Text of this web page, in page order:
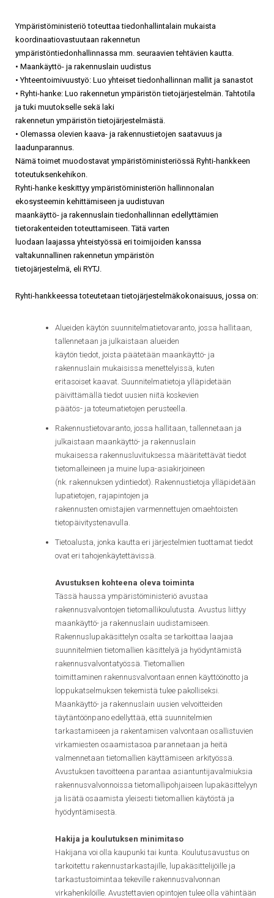
Ympäristöministeriö toteuttaa tiedonhallintalain mukaista
koordinaatiovastuutaan rakennetun
ympäristöntiedonhallinnassa mm. seuraavien tehtävien kautta.
• Maankäyttö- ja rakennuslain uudistus
• Yhteentoimivuustyö: Luo yhteiset tiedonhallinnan mallit ja sanastot
• Ryhti-hanke: Luo rakennetun ympäristön tietojärjestelmän. Tahtotila
ja tuki muutokselle sekä laki
rakennetun ympäristön tietojärjestelmästä.
• Olemassa olevien kaava- ja rakennustietojen saatavuus ja
laadunparannus.
Nämä toimet muodostavat ympäristöministeriössä Ryhti-hankkeen
toteutuksenkehikon.
Ryhti-hanke keskittyy ympäristöministeriön hallinnonalan
ekosysteemin kehittämiseen ja uudistuvan
maankäyttö- ja rakennuslain tiedonhallinnan edellyttämien
tietorakenteiden toteuttamiseen. Tätä varten
luodaan laajassa yhteistyössä eri toimijoiden kanssa
valtakunnallinen rakennetun ympäristön
tietojärjestelmä, eli RYTJ.
Ryhti-hankkeessa toteutetaan tietojärjestelmäkokonaisuus, jossa on:
Alueiden käytön suunnitelmatietovaranto, jossa hallitaan,
tallennetaan ja julkaistaan alueiden
käytön tiedot, joista päätetään maankäyttö- ja
rakennuslain mukaisissa menettelyissä, kuten
eritasoiset kaavat. Suunnitelmatietoja ylläpidetään
päivittämällä tiedot uusien niitä koskevien
päätös- ja toteumatietojen perusteella.
Rakennustietovaranto, jossa hallitaan, tallennetaan ja
julkaistaan maankäyttö- ja rakennuslain
mukaisessa rakennusluvituksessa määritettävät tiedot
tietomalleineen ja muine lupa-asiakirjoineen
(nk. rakennuksen ydintiedot). Rakennustietoja ylläpidetään
lupatietojen, rajapintojen ja
rakennusten omistajien varmennettujen omaehtoisten
tietopäivitystenavulla.
Tietoalusta, jonka kautta eri järjestelmien tuottamat tiedot
ovat eri tahojenkäytettävissä.
Avustuksen kohteena oleva toiminta
Tässä haussa ympäristöministeriö avustaa
rakennusvalvontojen tietomallikoulutusta. Avustus liittyy
maankäyttö- ja rakennuslain uudistamiseen.
Rakennuslupakäsittelyn osalta se tarkoittaa laajaa
suunnitelmien tietomallien käsittelyä ja hyödyntämistä
rakennusvalvontatyössä. Tietomallien
toimittaminen rakennusvalvontaan ennen käyttöönotto ja
loppukatselmuksen tekemistä tulee pakolliseksi.
Maankäyttö- ja rakennuslain uusien velvoitteiden
täytäntöönpano edellyttää, että suunnitelmien
tarkastamiseen ja rakentamisen valvontaan osallistuvien
virkamiesten osaamistasoa parannetaan ja heitä
valmennetaan tietomallien käyttämiseen arkityössä.
Avustuksen tavoitteena parantaa asiantuntijavalmiuksia
rakennusvalvonnoissa tietomallipohjaiseen lupakäsittelyyn
ja lisätä osaamista yleisesti tietomallien käytöstä ja
hyödyntämisestä.
Hakija ja koulutuksen minimitaso
Hakijana voi olla kaupunki tai kunta. Koulutusavustus on
tarkoitettu rakennustarkastajille, lupakäsittelijöille ja
tarkastustoimintaa tekeville rakennusvalvonnan
virkahenkilöille. Avustettavien opintojen tulee olla vähintään